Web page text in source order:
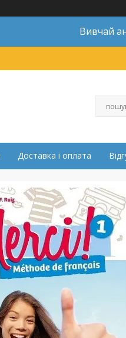
Вивчай
Доставка і оплата